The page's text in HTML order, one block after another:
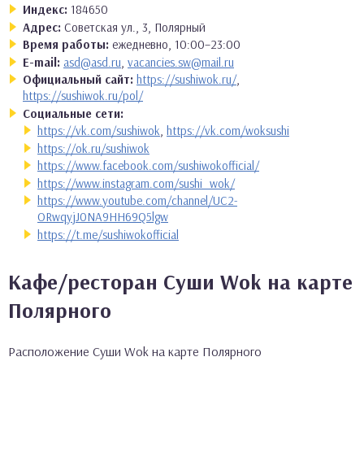
Индекс: 184650
Адрес: Советская ул., 3, Полярный
Время работы: ежедневно, 10:00–23:00
E-mail: asd@asd.ru vacancies.sw@mail.ru
Официальный сайт: https://sushiwok.ru/,
https://sushiwok.ru/pol/
Социальные сети:
https://vk.com/sushiwok, https://vk.com/woksushi
https://ok.ru/sushiwok
https://www.facebook.com/sushiwokofficial/
https://www.instagram.com/sushi_wok/
https://www.youtube.com/channel/UC2-
ORwqyjJ0NA9HH69Q5lgw
https://t.me/sushiwokofficial
Кафе/ресторан Суши Wok на карте
Полярного
Расположение Суши Wok на карте Полярного